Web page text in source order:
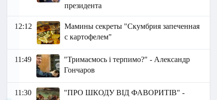
президента
12:12
Мамины секреты "Скумбрия запеченная
с картофелем"
11:49
"Тримаємось і терпимо?" - Александр
Гончаров
11:30
"ПРО ШКОДУ ВІД ФАВОРИТІВ" -